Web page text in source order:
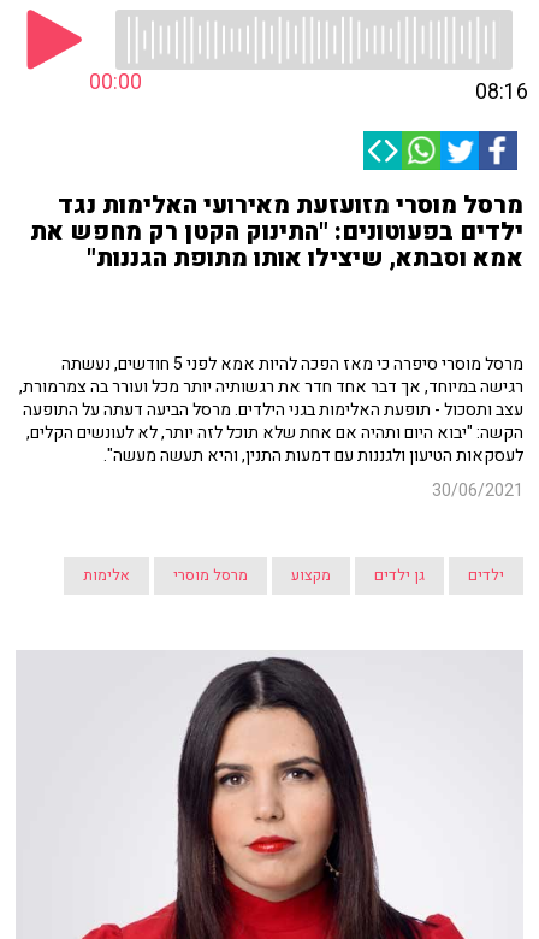
00:00 08:16
מרסל מוסרי מזועזעת מאירועי האלימות נגד
ילדים בפעוטונים: "התינוק הקטן רק מחפש את
אמא וסבתא, שיצילו אותו מתופת הגננות"
מרסל מוסרי סיפרה כי מאז הפכה להיות אמא לפני 5 חודשים, נעשתה
רגישה במיוחד, אך דבר אחד חדר את רגשותיה יותר מכל ועורר בה צמרמורת,
עצב ותסכול - תופעת האלימות בגני הילדים. מרסל הביעה דעתה על התופעה
הקשה: "יבוא היום ותהיה אם אחת שלא תוכל לזה יותר, לא לעונשים הקלים,
לעסקאות הטיעון ולגננות עם דמעות התנין, והיא תעשה מעשה".
30/06/2021
ילדים גן ילדים מקצוע מרסל מוסרי אלימות